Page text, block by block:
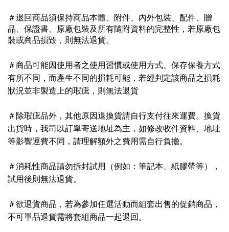
＃退回商品須保持商品本體、附件、內外包裝、配件、贈
品、保證書、原廠包裝及所有隨附資料的完整性，若原廠包
裝或商品損毀，則無法退貨。
＃商品可能因使用者之使用習慣或使用方式、保存保養方式
有所不同，而產生不同的損耗可能，若經判定該商品之損耗
狀況並非製造上的瑕疵，則無法退貨
＃ 除瑕疵品外，其他原因退換貨請自行支付往來運費。換貨
出貨時，我司以訂單寄送地址為主，如修改收件資料、地址
等影響運費不同，請理解額外之費用需自行負擔。
＃消耗性商品請勿拆封試用（例如：筆記本、紙膠帶等），
試用後則無法退貨。
＃欲退貨商品，若為參加任選活動而組套出售的促銷商品，
不可單品退貨需將套組商品一起退回。